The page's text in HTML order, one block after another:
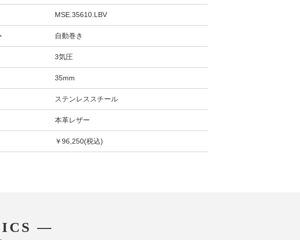
MSE.35610.LBV
自動巻き
3気圧
35mm
ステンレススチール
本革レザー
￥96,250(税込)
―